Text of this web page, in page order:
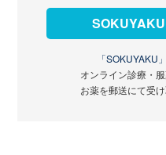
「SOKUYAKU」
オンライン診療・
お薬を郵送にて受